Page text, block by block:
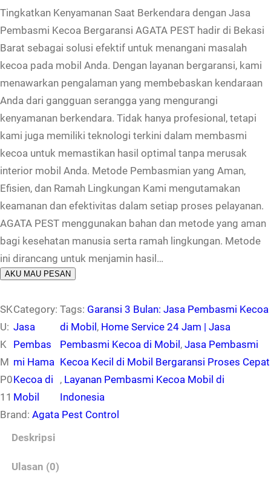
Tingkatkan Kenyamanan Saat Berkendara dengan Jasa
Pembasmi Kecoa Bergaransi AGATA PEST hadir di Bekasi
Barat sebagai solusi efektif untuk menangani masalah
kecoa pada mobil Anda. Dengan layanan bergaransi, kami
menawarkan pengalaman yang membebaskan kendaraan
Anda dari gangguan serangga yang mengurangi
kenyamanan berkendara. Tidak hanya profesional, tetapi
kami juga memiliki teknologi terkini dalam membasmi
kecoa untuk memastikan hasil optimal tanpa merusak
interior mobil Anda. Metode Pembasmian yang Aman,
Efisien, dan Ramah Lingkungan Kami mengutamakan
keamanan dan efektivitas dalam setiap proses pelayanan.
AGATA PEST menggunakan bahan dan metode yang aman
bagi kesehatan manusia serta ramah lingkungan. Metode
ini dirancang untuk menjamin hasil…
AKU MAU PESAN
SK
U:
K
M
P0
11
Category:
Jasa
Pembas
mi Hama
Kecoa di
Mobil
Tags: Garansi 3 Bulan: Jasa Pembasmi Kecoa
di Mobil , Home Service 24 Jam | Jasa
Pembasmi Kecoa di Mobil , Jasa Pembasmi
Kecoa Kecil di Mobil Bergaransi Proses Cepat
, Layanan Pembasmi Kecoa Mobil di
Indonesia
Brand: Agata Pest Control
Deskripsi
Ulasan (0)